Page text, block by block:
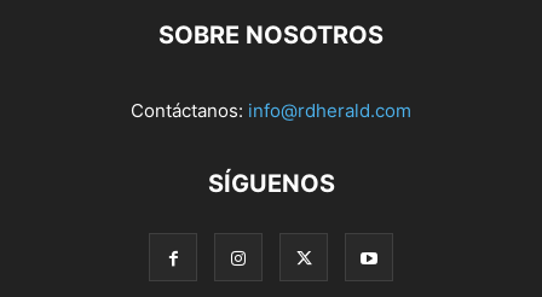
SOBRE NOSOTROS
Contáctanos: info@rdherald.com
SÍGUENOS